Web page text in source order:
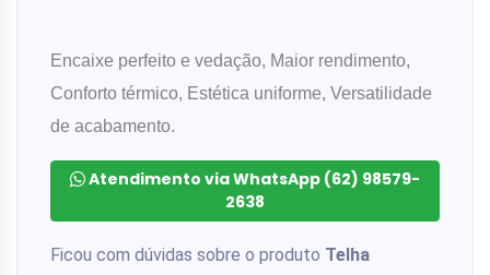
Encaixe perfeito e vedação, Maior rendimento,
Conforto térmico, Estética uniforme, Versatilidade
de acabamento.
Atendimento via WhatsApp (62) 98579-
2638
Ficou com dúvidas sobre o produto Telha